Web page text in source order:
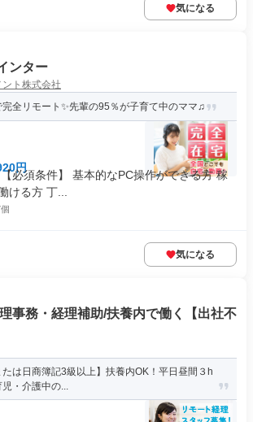
気になる
ンター
ト株式会社
全リモート✨先輩の95％が子育て中のママ♫
円
必須条件】 基本的なPC操作ができる方 稼
ける方 丁...
気になる
事務・経理補助/扶養内で働く【出社不
たは日商簿記3級以上】扶養内OK！平日昼間３h
・介護中の...